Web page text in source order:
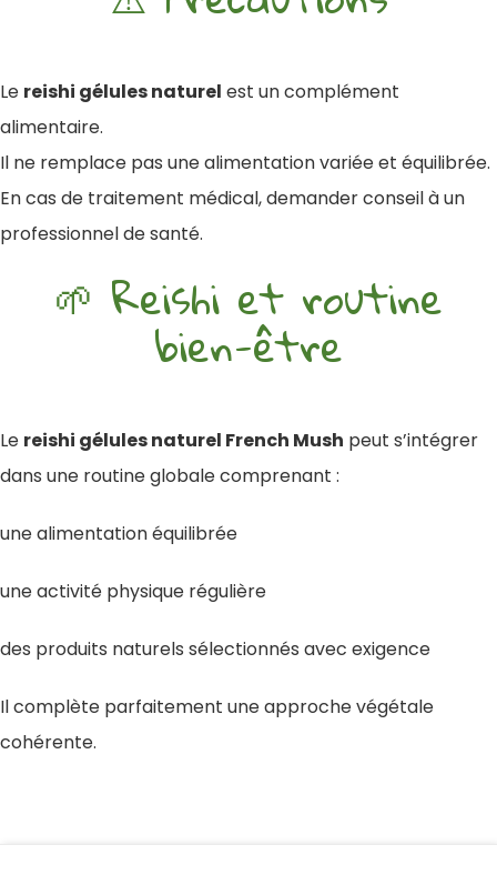
Le reishi gélules naturel est un complément
alimentaire.
Il ne remplace pas une alimentation variée et équilibrée.
En cas de traitement médical, demander conseil à un
professionnel de santé.
🌱 Reishi et routine
bien-être
Le reishi gélules naturel French Mush peut s’intégrer
dans une routine globale comprenant :
une alimentation équilibrée
une activité physique régulière
des produits naturels sélectionnés avec exigence
Il complète parfaitement une approche végétale
cohérente.